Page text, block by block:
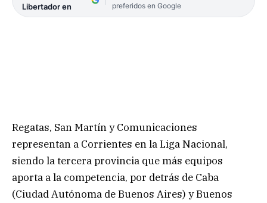
Libertador en
preferidos en Google
Regatas, San Martín y Comunicaciones
representan a Corrientes en la Liga Nacional,
siendo la tercera provincia que más equipos
aporta a la competencia, por detrás de Caba
(Ciudad Autónoma de Buenos Aires) y Buenos